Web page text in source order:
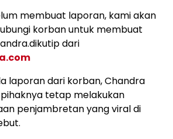
membuat laporan, kami akan
korban untuk membuat
dari
laporan dari korban, Chandra
tetap melakukan
penjambretan yang viral di